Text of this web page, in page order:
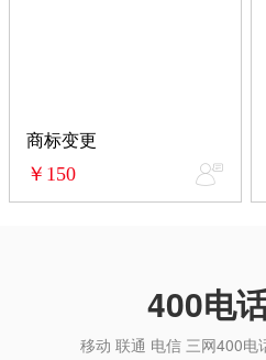
商标变更
￥150
400电
移动 联通 电信 三网400电